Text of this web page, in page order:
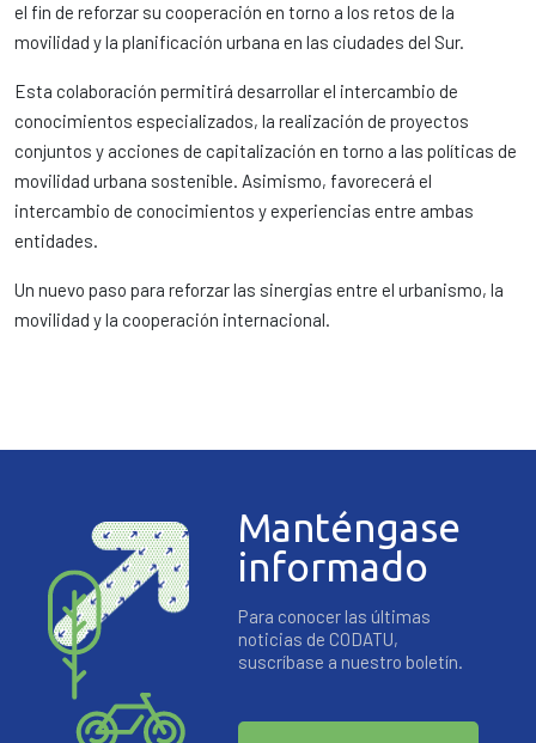
el fin de reforzar su cooperación en torno a los retos de la
movilidad y la planificación urbana en las ciudades del Sur.
Esta colaboración permitirá desarrollar el intercambio de
conocimientos especializados, la realización de proyectos
conjuntos y acciones de capitalización en torno a las políticas de
movilidad urbana sostenible. Asimismo, favorecerá el
intercambio de conocimientos y experiencias entre ambas
entidades.
Un nuevo paso para reforzar las sinergias entre el urbanismo, la
movilidad y la cooperación internacional.
Manténgase
informado
Para conocer las últimas
noticias de CODATU,
suscríbase a nuestro boletín.